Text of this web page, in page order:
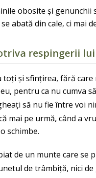
obosite și genunchii
abată din cale, ci mai
respingerii lui
toți și sfințirea, fără care
pentru ca nu cumva
să nu fie între voi
mai pe urmă, când a
schimbe.
de un munte care se
de trâmbiță, nici